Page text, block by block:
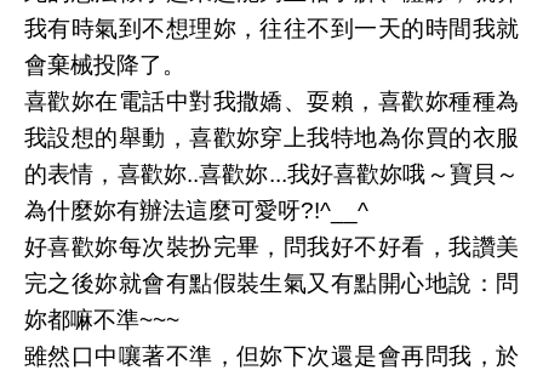
我有時氣到不想理妳，往往不到一天的時間我就
會棄械投降了。
喜歡妳在電話中對我撒嬌、耍賴，喜歡妳種種為
我設想的舉動，喜歡妳穿上我特地為你買的衣服
的表情，喜歡妳..喜歡妳...我好喜歡妳哦～寶貝～
為什麼妳有辦法這麼可愛呀?!^__^
好喜歡妳每次裝扮完畢，問我好不好看，我讚美
完之後妳就會有點假裝生氣又有點開心地說：問
妳都嘛不準~~~
雖然口中嚷著不準，但妳下次還是會再問我，於